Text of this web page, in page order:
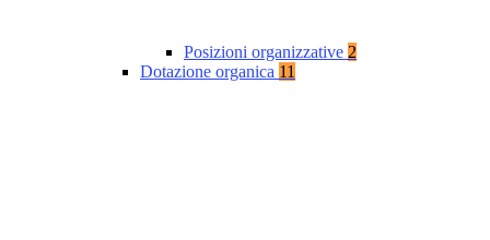
Posizioni organizzative 2
Dotazione organica 11